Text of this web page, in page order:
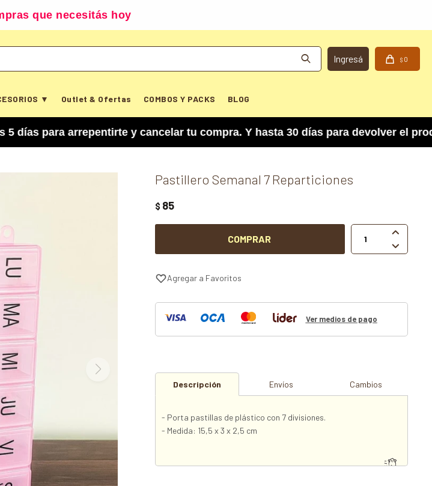
que necesitás hoy
▼ Outlet & Ofertas COMBOS Y PACKS BLOG
$ 0
arrepentirte y cancelar tu compra. Y hasta 30 días para devolver el
Pastillero Semanal 7 Reparticiones
$ 85
COMPRAR


Ver medios de pago
Descripción Envíos Cambios
- Porta pastillas de plástico con 7 divisiones.
- Medida: 15,5 x 3 x 2,5 cm